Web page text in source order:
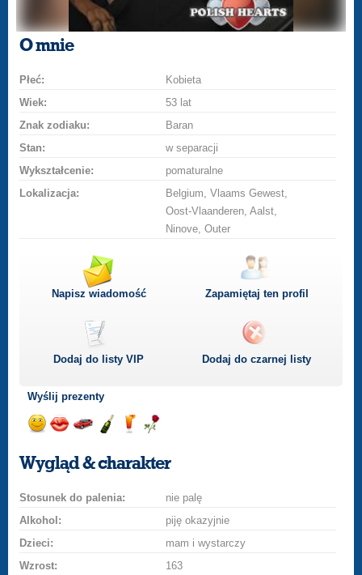
O mnie
Płeć:
Kobieta
Wiek:
53 lat
Znak zodiaku:
Baran
Stan:
w separacji
Wykształcenie:
pomaturalne
Lokalizacja:
Belgium, Vlaams Gewest,
Oost-Vlaanderen, Aalst,
Ninove, Outer
Napisz wiadomość Zapamiętaj ten profil
Dodaj do listyVIP Dodaj do czarnej listy
Wyślij prezenty
uśmiech
buziakasamochodem
szampana
drinka
różę
Wygląd & charakter
Stosunek do palenia:
nie palę
Alkohol:
piję okazyjnie
Dzieci:
mam i wystarczy
Wzrost:
163